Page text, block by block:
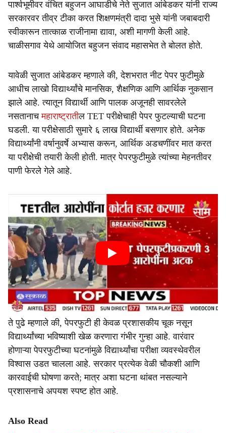
पार्श्वभूमीवर वंचित बहुजन आघाडीचे नेते सुजात आंबेडकर यांनी राज्य
सरकारवर तीव्र टीका करत शिक्षणमंत्री दादा भुसे यांनी जबाबदारी
स्वीकारून तात्काळ राजीनामा द्यावा, अशी मागणी केली आहे.
चाळीसगाव येथे आयोजित बहुजन संवाद महासभेत ते बोलत होते.
यावेळी सुजात आंबेडकर म्हणाले की, देशभरात नीट पेपर फुटीमुळे
आधीच लाखो विद्यार्थ्यांचे मानसिक, शैक्षणिक आणि आर्थिक नुकसान
झाले आहे. त्यातून विद्यार्थी आणि पालक अजूनही सावरलेले
नसतानाचमहाराष्ट्रातील TET परीक्षेचाही पेपर फुटल्याची घटना
घडली. या परीक्षेसाठी सुमारे ६ लाख विद्यार्थी बसणार होते. अनेक
विद्यार्थ्यांनी वर्षानुवर्षे अभ्यास करून, आर्थिक अडचणींवर मात करत
या परीक्षेची तयारी केली होती. मात्र पेपरफुटीमुळे त्यांच्या मेहनतीवर
पाणी फेरले गेले आहे.
ते पुढे म्हणाले की, पेपरफुटी ही केवळ प्रशासकीय चूक नसून
विद्यार्थ्यांच्या भविष्याशी खेळ करणारा गंभीर गुन्हा आहे. वारंवार
होणाऱ्या पेपरफुटीच्या घटनांमुळे विद्यार्थ्यांचा परीक्षा व्यवस्थेवरील
विश्वास उडत चालला आहे. सरकार प्रत्येक वेळी चौकशी आणि
कारवाईची घोषणा करते; मात्र अशा घटना थांबत नसल्याने
प्रशासनाचे अपयश स्पष्ट होत आहे.
Also Read